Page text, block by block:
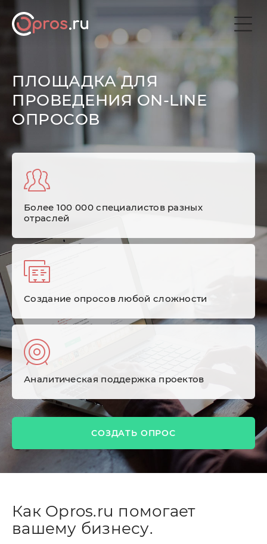
ПЛОЩАДКА ДЛЯ
ПРОВЕДЕНИЯ ON-LINE
ОПРОСОВ
Более 100 000 специалистов разных
отраслей
Cоздание опросов любой сложности
Аналитическая поддержка проектов
СОЗДАТЬ ОПРОС
Как Opros.ru помогает
вашему бизнесу.